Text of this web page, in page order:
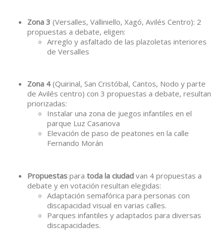
Zona 3 (Versalles, Valliniello, Xagó, Avilés Centro): 2
propuestas a debate, eligen:
Arreglo y asfaltado de las plazoletas interiores
de Versalles
Zona 4(Quirinal, San Cristóbal, Cantos, Nodo y parte
de Avilés centro) con 3 propuestas a debate, resultan
priorizadas:
Instalar una zona de juegos infantiles en el
parque Luz Casanova
Elevación de paso de peatones en la calle
Fernando Morán
Propuestas para toda la ciudad van 4 propuestas a
debate y en votación resultan elegidas:
Adaptación semafórica para personas con
discapacidad visual en varias calles.
Parques infantiles y adaptados para diversas
discapacidades.